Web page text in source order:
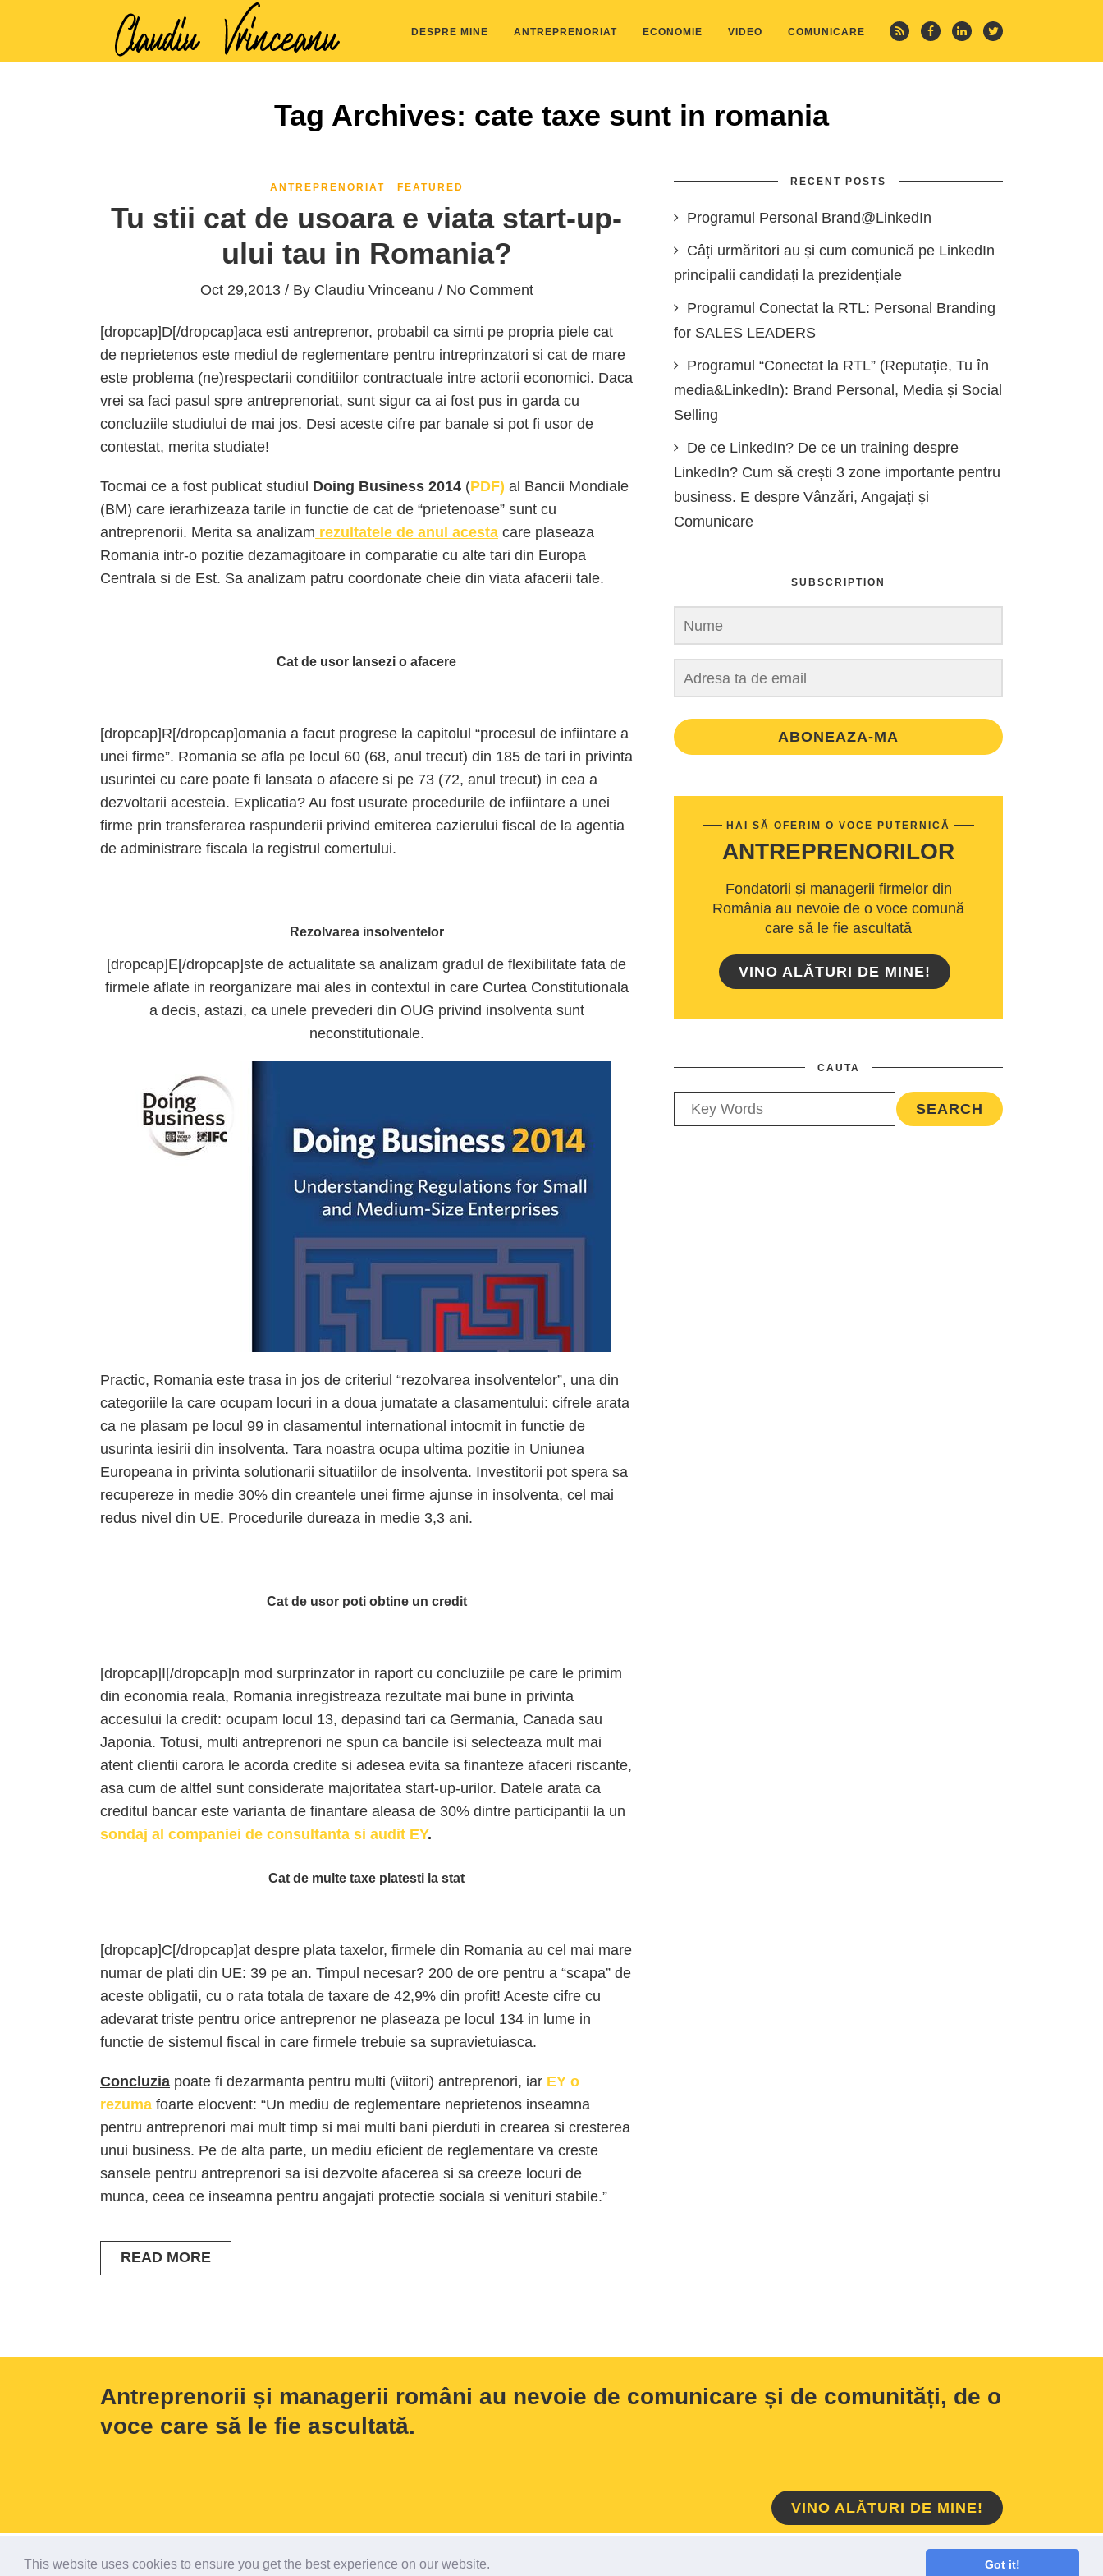
This website uses cookies to ensure you get the best experience on our website. Got it!
DESPRE MINE ANTREPRENORIAT ECONOMIE VIDEO COMUNICARE
Tag Archives: cate taxe sunt in romania
ANTREPRENORIAT FEATURED
Tu stii cat de usoara e viata start-up-
ului tau in Romania?
Oct 29,2013 / By Claudiu Vrinceanu / No Comment
[dropcap]D[/dropcap]aca esti antreprenor, probabil ca simti pe propria piele cat
de neprietenos este mediul de reglementare pentru intreprinzatori si cat de mare
este problema (ne)respectarii conditiilor contractuale intre actorii economici. Daca
vrei sa faci pasul spre antreprenoriat, sunt sigur ca ai fost pus in garda cu
concluziile studiului de mai jos. Desi aceste cifre par banale si pot fi usor de
contestat, merita studiate!
Tocmai ce a fost publicat studiul Doing Business 2014 (PDF) al Bancii Mondiale
(BM) care ierarhizeaza tarile in functie de cat de “prietenoase” sunt cu
antreprenorii. Merita sa analizam rezultatele de anul acesta care plaseaza
Romania intr-o pozitie dezamagitoare in comparatie cu alte tari din Europa
Centrala si de Est. Sa analizam patru coordonate cheie din viata afacerii tale.
Cat de usor lansezi o afacere
[dropcap]R[/dropcap]omania a facut progrese la capitolul “procesul de infiintare a
unei firme”. Romania se afla pe locul 60 (68, anul trecut) din 185 de tari in privinta
usurintei cu care poate fi lansata o afacere si pe 73 (72, anul trecut) in cea a
dezvoltarii acesteia. Explicatia? Au fost usurate procedurile de infiintare a unei
firme prin transferarea raspunderii privind emiterea cazierului fiscal de la agentia
de administrare fiscala la registrul comertului.
Rezolvarea insolventelor
[dropcap]E[/dropcap]ste de actualitate sa analizam gradul de flexibilitate fata de
firmele aflate in reorganizare mai ales in contextul in care Curtea Constitutionala
a decis, astazi, ca unele prevederi din OUG privind insolventa sunt
neconstitutionale.
Practic, Romania este trasa in jos de criteriul “rezolvarea insolventelor”, una din
categoriile la care ocupam locuri in a doua jumatate a clasamentului: cifrele arata
ca ne plasam pe locul 99 in clasamentul international intocmit in functie de
usurinta iesirii din insolventa. Tara noastra ocupa ultima pozitie in Uniunea
Europeana in privinta solutionarii situatiilor de insolventa. Investitorii pot spera sa
recupereze in medie 30% din creantele unei firme ajunse in insolventa, cel mai
redus nivel din UE. Procedurile dureaza in medie 3,3 ani.
Cat de usor poti obtine un credit
[dropcap]I[/dropcap]n mod surprinzator in raport cu concluziile pe care le primim
din economia reala, Romania inregistreaza rezultate mai bune in privinta
accesului la credit: ocupam locul 13, depasind tari ca Germania, Canada sau
Japonia. Totusi, multi antreprenori ne spun ca bancile isi selecteaza mult mai
atent clientii carora le acorda credite si adesea evita sa finanteze afaceri riscante,
asa cum de altfel sunt considerate majoritatea start-up-urilor. Datele arata ca
creditul bancar este varianta de finantare aleasa de 30% dintre participantii la un
sondaj al companiei de consultanta si audit EY.
Cat de multe taxe platesti la stat
[dropcap]C[/dropcap]at despre plata taxelor, firmele din Romania au cel mai mare
numar de plati din UE: 39 pe an. Timpul necesar? 200 de ore pentru a “scapa” de
aceste obligatii, cu o rata totala de taxare de 42,9% din profit! Aceste cifre cu
adevarat triste pentru orice antreprenor ne plaseaza pe locul 134 in lume in
functie de sistemul fiscal in care firmele trebuie sa supravietuiasca.
Concluzia poate fi dezarmanta pentru multi (viitori) antreprenori, iar EY o
rezuma foarte elocvent: “Un mediu de reglementare neprietenos inseamna
pentru antreprenori mai mult timp si mai multi bani pierduti in crearea si cresterea
unui business. Pe de alta parte, un mediu eficient de reglementare va creste
sansele pentru antreprenori sa isi dezvolte afacerea si sa creeze locuri de
munca, ceea ce inseamna pentru angajati protectie sociala si venituri stabile.”
READ MORE
RECENT POSTS
Programul Personal Brand@LinkedIn
Câți urmăritori au și cum comunică pe LinkedIn
principalii candidați la prezidențiale
Programul Conectat la RTL: Personal Branding
for SALES LEADERS
Programul “Conectat la RTL” (Reputație, Tu în
media&LinkedIn): Brand Personal, Media și Social
Selling
De ce LinkedIn? De ce un training despre
LinkedIn? Cum să crești 3 zone importante pentru
business. E despre Vânzări, Angajați și
Comunicare
SUBSCRIPTION
ABONEAZA-MA
HAI SĂ OFERIM O VOCE PUTERNICĂ
ANTREPRENORILOR
Fondatorii și managerii firmelor din
România au nevoie de o voce comună
care să le fie ascultată
VINO ALĂTURI DE MINE!
CAUTA
Antreprenorii și managerii români au nevoie de comunicare și de comunități, de o
voce care să le fie ascultată.
VINO ALĂTURI DE MINE!
Copyright 2018 Claudiu Vrinceanu CONTACT